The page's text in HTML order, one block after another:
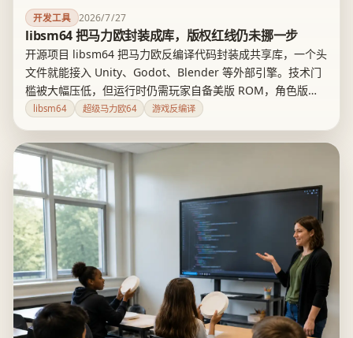
开发工具 2026/7/27
libsm64 把马力欧封装成库，版权红线仍未挪一步
开源项目 libsm64 把马力欧反编译代码封装成共享库，一个头
文件就能接入 Unity、Godot、Blender 等外部引擎。技术门
槛被大幅压低，但运行时仍需玩家自备美版 ROM，角色版权
仍归任天堂，商用红线没有挪动。适合模组作者和技术实验，
libsm64 超级马力欧64 游戏反编译